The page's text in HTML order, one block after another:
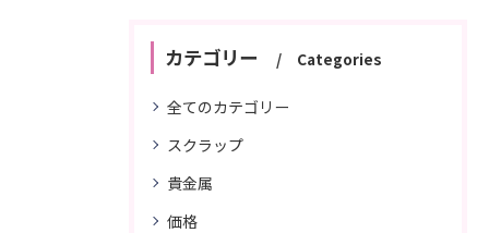
カテゴリー Categories
全てのカテゴリー
スクラップ
貴金属
価格